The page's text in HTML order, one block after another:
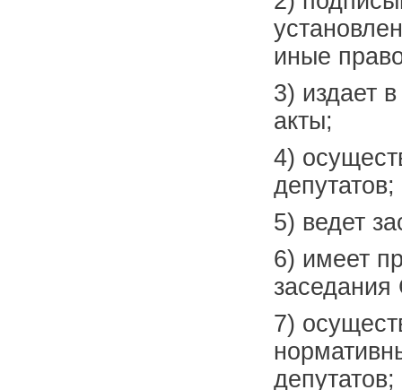
иные
3) издает
акты;
4)
депутатов;
5) ведет
6) имеет
заседания
7)